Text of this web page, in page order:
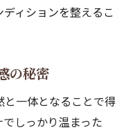
ィションを整えるこ
の秘密
一体となることで得
しっかり温まった